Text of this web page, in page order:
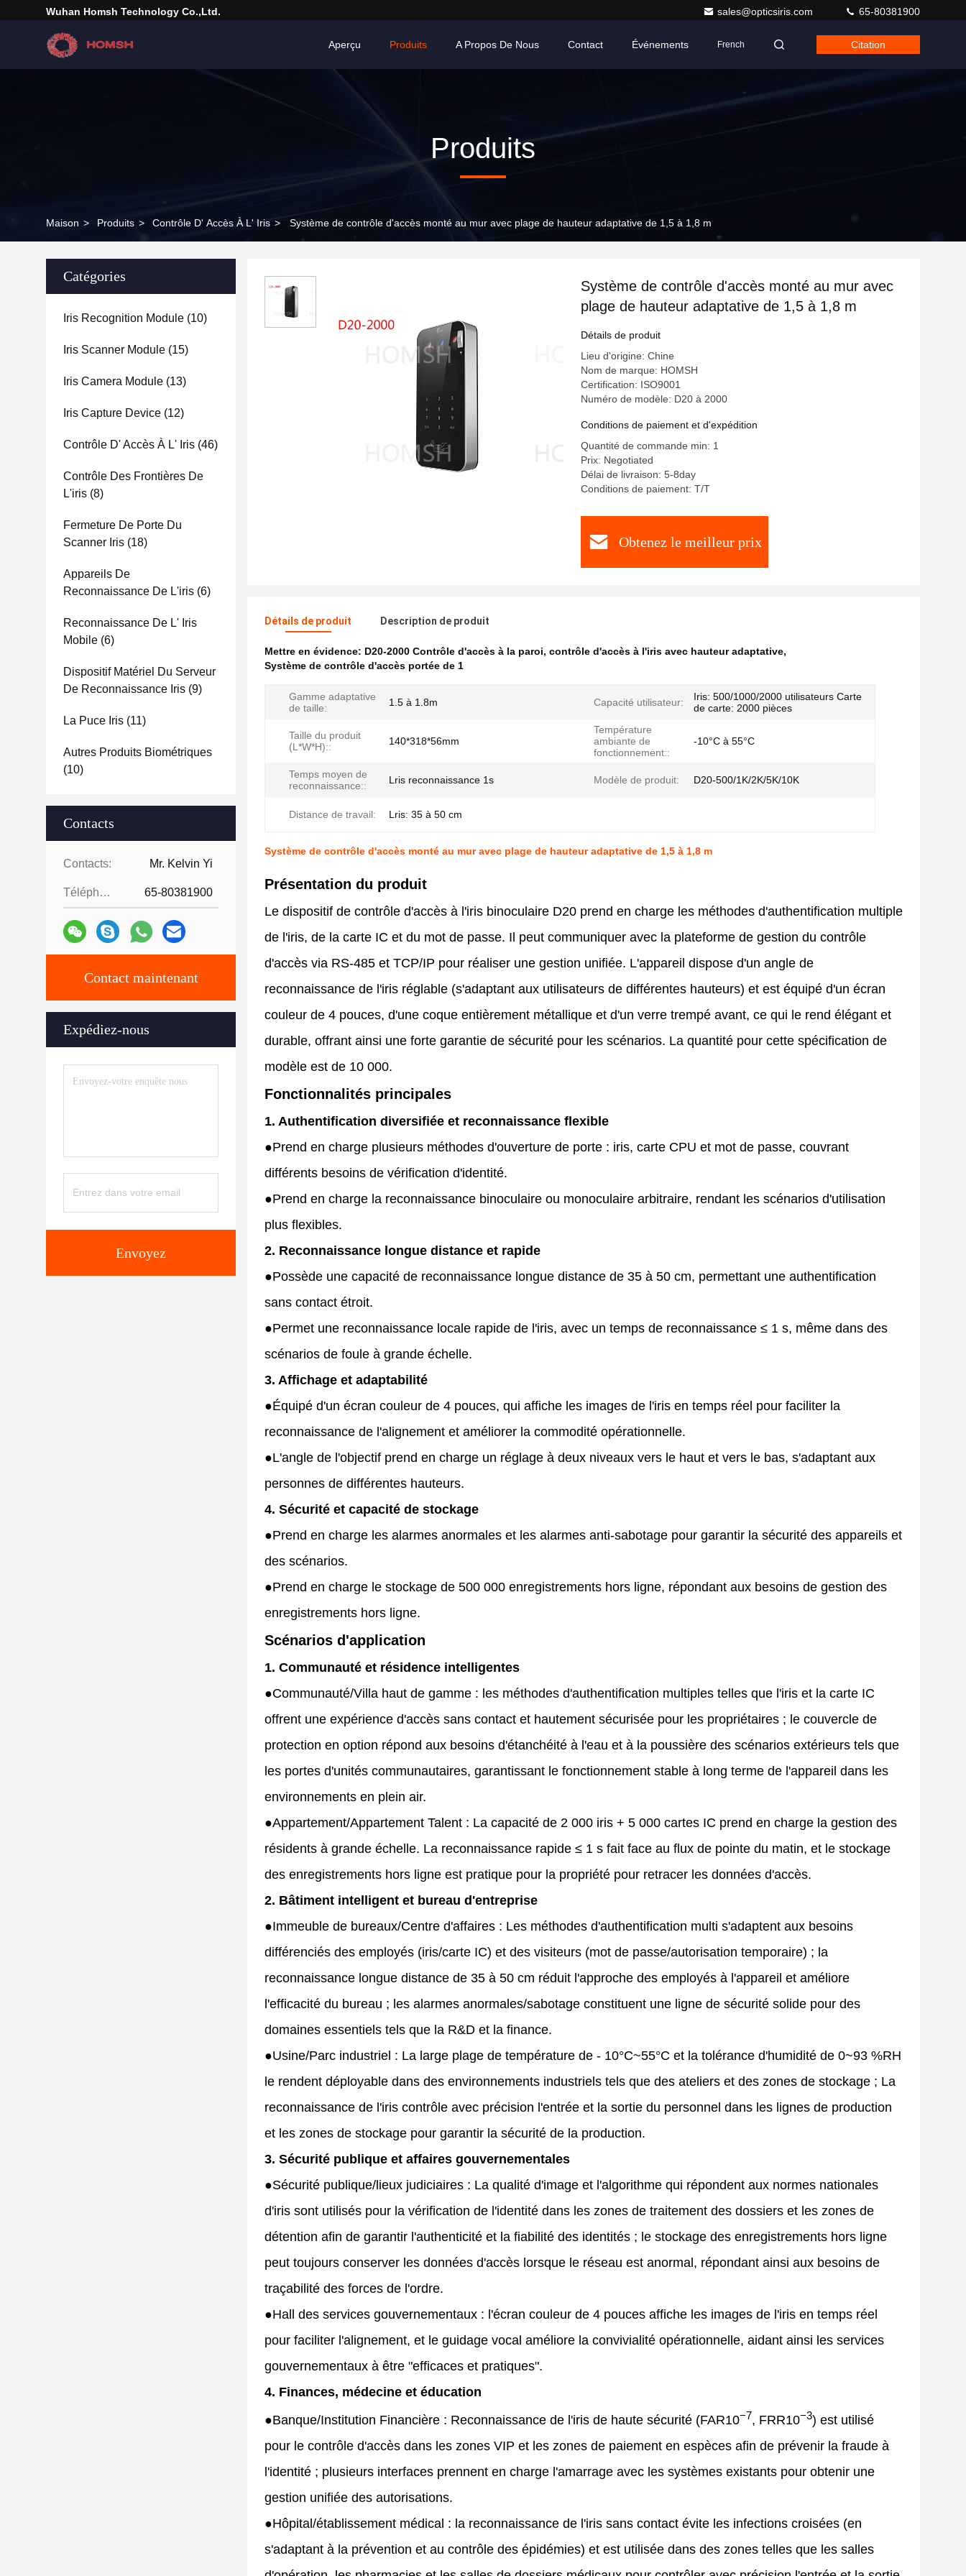
Wuhan Homsh Technology Co.,Ltd. sales@opticsiris.com 65-80381900
Aperçu Produits A Propos De Nous Contact Événements French Citation
Produits
Maison > Produits > Contrôle D' Accès À L' Iris > Système de contrôle d'accès monté au mur avec plage de hauteur adaptative de 1,5 à 1,8 m
Catégories
Iris Recognition Module (10)
Iris Scanner Module (15)
Iris Camera Module (13)
Iris Capture Device (12)
Contrôle D' Accès À L' Iris (46)
Contrôle Des Frontières De
L'iris (8)
Fermeture De Porte Du
Scanner Iris (18)
Appareils De
Reconnaissance De L'iris (6)
Reconnaissance De L' Iris
Mobile (6)
Dispositif Matériel Du Serveur
De Reconnaissance Iris (9)
La Puce Iris (11)
Autres Produits Biométriques
(10)
Contacts
Contacts: Mr. Kelvin Yi
Téléphone: 65-80381900
Contact maintenant
Expédiez-nous
Envoyez
Système de contrôle d'accès monté au mur avec
plage de hauteur adaptative de 1,5 à 1,8 m
Détails de produit
Lieu d'origine: Chine
Nom de marque: HOMSH
Certification: ISO9001
Numéro de modèle: D20 à 2000
Conditions de paiement et d'expédition
Quantité de commande min: 1
Prix: Negotiated
Délai de livraison: 5-8day
Conditions de paiement: T/T
Obtenez le meilleur prix
Détails de produit Description de produit
Mettre en évidence: D20-2000 Contrôle d'accès à la paroi, contrôle d'accès à l'iris avec hauteur adaptative,
Système de contrôle d'accès portée de 1
Gamme adaptative
de taille:
1.5 à 1.8m Capacité utilisateur:
Iris: 500/1000/2000 utilisateurs Carte
de carte: 2000 pièces
Taille du produit
(L*W*H)::
140*318*56mm
Température
ambiante de
fonctionnement::
-10°C à 55°C
Temps moyen de
reconnaissance::
Lris reconnaissance 1s Modèle de produit: D20-500/1K/2K/5K/10K
Distance de travail: Lris: 35 à 50 cm
Système de contrôle d'accès monté au mur avec plage de hauteur adaptative de 1,5 à 1,8 m
Présentation du produit
Le dispositif de contrôle d'accès à l'iris binoculaire D20 prend en charge les méthodes d'authentification multiple
de l'iris, de la carte IC et du mot de passe. Il peut communiquer avec la plateforme de gestion du contrôle
d'accès via RS-485 et TCP/IP pour réaliser une gestion unifiée. L'appareil dispose d'un angle de
reconnaissance de l'iris réglable (s'adaptant aux utilisateurs de différentes hauteurs) et est équipé d'un écran
couleur de 4 pouces, d'une coque entièrement métallique et d'un verre trempé avant, ce qui le rend élégant et
durable, offrant ainsi une forte garantie de sécurité pour les scénarios. La quantité pour cette spécification de
modèle est de 10 000.
Fonctionnalités principales
1. Authentification diversifiée et reconnaissance flexible
●Prend en charge plusieurs méthodes d'ouverture de porte : iris, carte CPU et mot de passe, couvrant
différents besoins de vérification d'identité.
●Prend en charge la reconnaissance binoculaire ou monoculaire arbitraire, rendant les scénarios d'utilisation
plus flexibles.
2. Reconnaissance longue distance et rapide
●Possède une capacité de reconnaissance longue distance de 35 à 50 cm, permettant une authentification
sans contact étroit.
●Permet une reconnaissance locale rapide de l'iris, avec un temps de reconnaissance ≤ 1 s, même dans des
scénarios de foule à grande échelle.
3. Affichage et adaptabilité
●Équipé d'un écran couleur de 4 pouces, qui affiche les images de l'iris en temps réel pour faciliter la
reconnaissance de l'alignement et améliorer la commodité opérationnelle.
●L'angle de l'objectif prend en charge un réglage à deux niveaux vers le haut et vers le bas, s'adaptant aux
personnes de différentes hauteurs.
4. Sécurité et capacité de stockage
●Prend en charge les alarmes anormales et les alarmes anti-sabotage pour garantir la sécurité des appareils et
des scénarios.
●Prend en charge le stockage de 500 000 enregistrements hors ligne, répondant aux besoins de gestion des
enregistrements hors ligne.
Scénarios d'application
1. Communauté et résidence intelligentes
●Communauté/Villa haut de gamme : les méthodes d'authentification multiples telles que l'iris et la carte IC
offrent une expérience d'accès sans contact et hautement sécurisée pour les propriétaires ; le couvercle de
protection en option répond aux besoins d'étanchéité à l'eau et à la poussière des scénarios extérieurs tels que
les portes d'unités communautaires, garantissant le fonctionnement stable à long terme de l'appareil dans les
environnements en plein air.
●Appartement/Appartement Talent : La capacité de 2 000 iris + 5 000 cartes IC prend en charge la gestion des
résidents à grande échelle. La reconnaissance rapide ≤ 1 s fait face au flux de pointe du matin, et le stockage
des enregistrements hors ligne est pratique pour la propriété pour retracer les données d'accès.
2. Bâtiment intelligent et bureau d'entreprise
●Immeuble de bureaux/Centre d'affaires : Les méthodes d'authentification multi s'adaptent aux besoins
différenciés des employés (iris/carte IC) et des visiteurs (mot de passe/autorisation temporaire) ; la
reconnaissance longue distance de 35 à 50 cm réduit l'approche des employés à l'appareil et améliore
l'efficacité du bureau ; les alarmes anormales/sabotage constituent une ligne de sécurité solide pour des
domaines essentiels tels que la R&D et la finance.
●Usine/Parc industriel : La large plage de température de - 10°C~55°C et la tolérance d'humidité de 0~93 %RH
le rendent déployable dans des environnements industriels tels que des ateliers et des zones de stockage ; La
reconnaissance de l'iris contrôle avec précision l'entrée et la sortie du personnel dans les lignes de production
et les zones de stockage pour garantir la sécurité de la production.
3. Sécurité publique et affaires gouvernementales
●Sécurité publique/lieux judiciaires : La qualité d'image et l'algorithme qui répondent aux normes nationales
d'iris sont utilisés pour la vérification de l'identité dans les zones de traitement des dossiers et les zones de
détention afin de garantir l'authenticité et la fiabilité des identités ; le stockage des enregistrements hors ligne
peut toujours conserver les données d'accès lorsque le réseau est anormal, répondant ainsi aux besoins de
traçabilité des forces de l'ordre.
●Hall des services gouvernementaux : l'écran couleur de 4 pouces affiche les images de l'iris en temps réel
pour faciliter l'alignement, et le guidage vocal améliore la convivialité opérationnelle, aidant ainsi les services
gouvernementaux à être "efficaces et pratiques".
4. Finances, médecine et éducation
●Banque/Institution Financière : Reconnaissance de l'iris de haute sécurité (FAR10−7, FRR10−3) est utilisé
pour le contrôle d'accès dans les zones VIP et les zones de paiement en espèces afin de prévenir la fraude à
l'identité ; plusieurs interfaces prennent en charge l'amarrage avec les systèmes existants pour obtenir une
gestion unifiée des autorisations.
●Hôpital/établissement médical : la reconnaissance de l'iris sans contact évite les infections croisées (en
s'adaptant à la prévention et au contrôle des épidémies) et est utilisée dans des zones telles que les salles